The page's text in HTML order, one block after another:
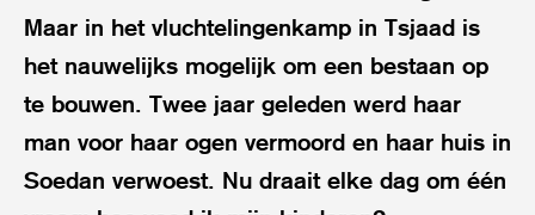
Maar in het vluchtelingenkamp in Tsjaad is
het nauwelijks mogelijk om een bestaan op
te bouwen. Twee jaar geleden werd haar
man voor haar ogen vermoord en haar huis in
Soedan verwoest. Nu draait elke dag om één